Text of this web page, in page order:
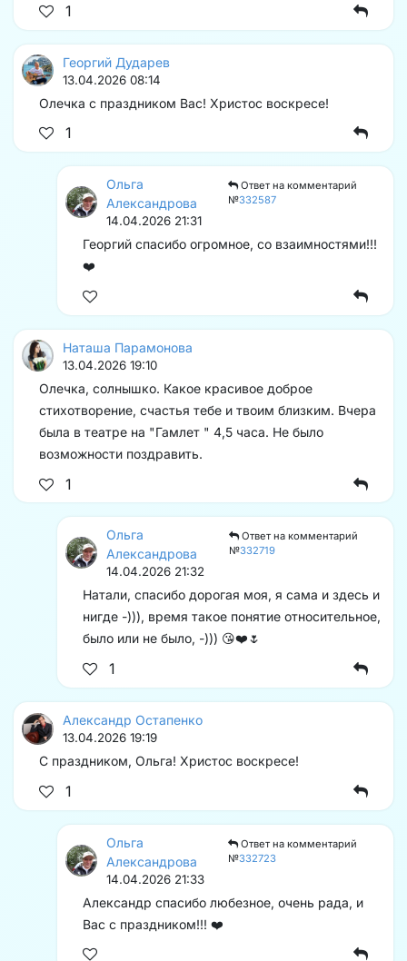
1
Георгий Дударев
13.04.2026 08:14
Олечка с праздником Вас! Христос воскресе!
1
Ольга
Александрова
Ответ на комментарий
№332587
14.04.2026 21:31
Георгий спасибо огромное, со взаимностями!!!
❤️
Наташа Парамонова
13.04.2026 19:10
Олечка, солнышко. Какое красивое доброе
стихотворение, счастья тебе и твоим близким. Вчера
была в театре на "Гамлет " 4,5 часа. Не было
возможности поздравить.
1
Ольга
Александрова
Ответ на комментарий
№332719
14.04.2026 21:32
Натали, спасибо дорогая моя, я сама и здесь и
нигде -))), время такое понятие относительное,
было или не было, -))) 😘❤️🌷
1
Александр Остапенко
13.04.2026 19:19
С праздником, Ольга! Христос воскресе!
1
Ольга
Александрова
Ответ на комментарий
№332723
14.04.2026 21:33
Александр спасибо любезное, очень рада, и
Вас с праздником!!! ❤️